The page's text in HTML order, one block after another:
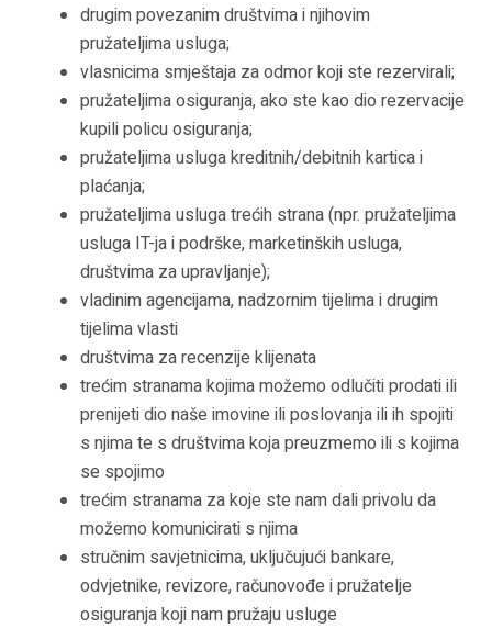
drugim povezanim društvima i njihovim
pružateljima usluga;
vlasnicima smještaja za odmor koji ste rezervirali;
pružateljima osiguranja, ako ste kao dio rezervacije
kupili policu osiguranja;
pružateljima usluga kreditnih/debitnih kartica i
plaćanja;
pružateljima usluga trećih strana (npr. pružateljima
usluga IT-ja i podrške, marketinških usluga,
društvima za upravljanje);
vladinim agencijama, nadzornim tijelima i drugim
tijelima vlasti
društvima za recenzije klijenata
trećim stranama kojima možemo odlučiti prodati ili
prenijeti dio naše imovine ili poslovanja ili ih spojiti
s njima te s društvima koja preuzmemo ili s kojima
se spojimo
trećim stranama za koje ste nam dali privolu da
možemo komunicirati s njima
stručnim savjetnicima, uključujući bankare,
odvjetnike, revizore, računovođe i pružatelje
osiguranja koji nam pružaju usluge